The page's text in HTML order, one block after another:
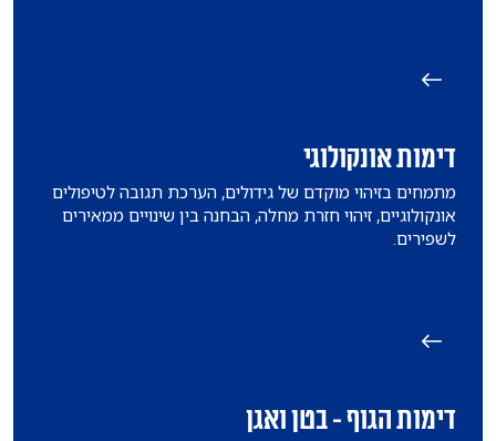
דימות אונקולוגי
מתמחים בזיהוי מוקדם של גידולים, הערכת תגובה לטיפולים
אונקולוגיים, זיהוי חזרת מחלה, הבחנה בין שינויים ממאירים
לשפירים.
דימות הגוף - בטן ואגן